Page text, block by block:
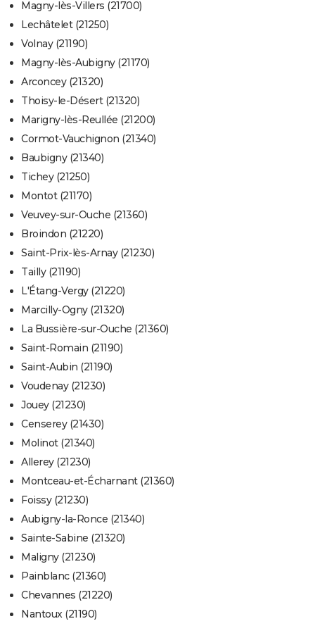
Magny-lès-Villers (21700)
Lechâtelet (21250)
Volnay (21190)
Magny-lès-Aubigny (21170)
Arconcey (21320)
Thoisy-le-Désert (21320)
Marigny-lès-Reullée (21200)
Cormot-Vauchignon (21340)
Baubigny (21340)
Tichey (21250)
Montot (21170)
Veuvey-sur-Ouche (21360)
Broindon (21220)
Saint-Prix-lès-Arnay (21230)
Tailly (21190)
L'Étang-Vergy (21220)
Marcilly-Ogny (21320)
La Bussière-sur-Ouche (21360)
Saint-Romain (21190)
Saint-Aubin (21190)
Voudenay (21230)
Jouey (21230)
Censerey (21430)
Molinot (21340)
Allerey (21230)
Montceau-et-Écharnant (21360)
Foissy (21230)
Aubigny-la-Ronce (21340)
Sainte-Sabine (21320)
Maligny (21230)
Painblanc (21360)
Chevannes (21220)
Nantoux (21190)